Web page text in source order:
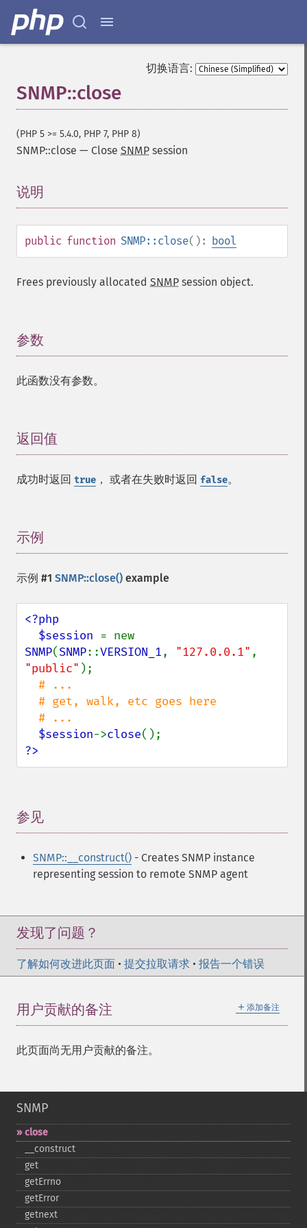
切换语言:
SNMP::close
(PHP 5 >= 5.4.0, PHP 7, PHP 8)
SNMP::close — Close SNMP session
说明
public function SNMP::close(): bool
Frees previously allocated SNMP session object.
参数
此函数没有参数。
返回值
成功时返回 true ， 或者在失败时返回 false。
示例
示例 #1 SNMP::close() example
<?php
  $session
SNMP(SNMP::VERSION_1, "127.0.0.1"
"public" );
# ...
$session->close
?>
参见
SNMP::__construct() - Creates SNMP instance
representing session to remote SNMP agent
发现了问题？
了解如何改进此页面 • 提交拉取请求 • 报告一个错误
＋ 添加备注
用户贡献的备注
此页面尚无用户贡献的备注。
SNMP
close
_​_​construct
get
getErrno
getError
getnext